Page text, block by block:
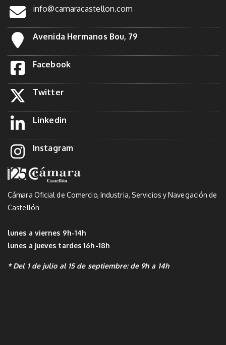
info@camaracastellon.com
Avenida Hermanos Bou, 79
Facebook
Twitter
Linkedin
Instagram
Cámara Oficial de Comercio, Industria, Servicios y Navegación de
Castellón
lunes a viernes 9h-14h
lunes a jueves tardes 16h-18h
* Del 1 de julio al 15 de septiembre: de 9h a 14h